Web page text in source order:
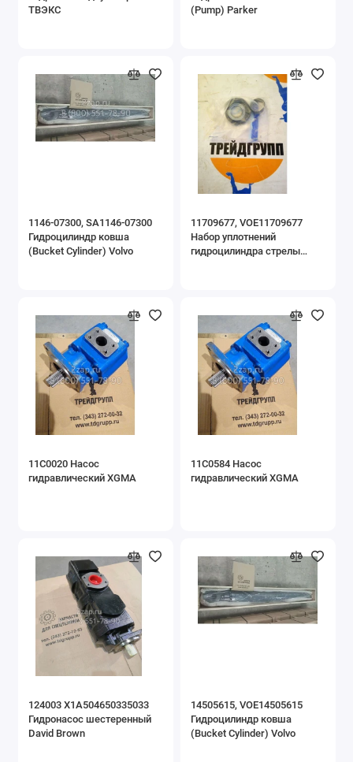
ТВЭКС
(Pump) Parker
1146-07300, SA1146-07300
Гидроцилиндр ковша
(Bucket Cylinder) Volvo
11709677, VOE11709677
Набор уплотнений
гидроцилиндра стрелы
11C0020 Насос
гидравлический XGMA
11C0584 Насос
гидравлический XGMA
124003 X1A504650335033
Гидронасос шестеренный
David Brown
14505615, VOE14505615
Гидроцилиндр ковша
(Bucket Cylinder) Volvo